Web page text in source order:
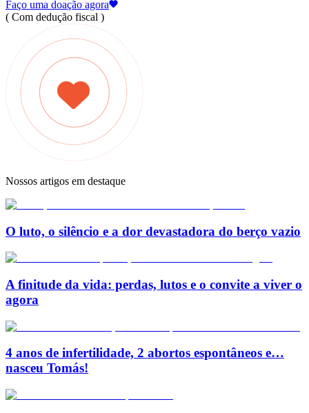
Faço uma doação agora
( Com dedução fiscal )
Nossos artigos em destaque
O luto, o silêncio e a dor devastadora do berço vazio
A finitude da vida: perdas, lutos e o convite a viver o
agora
4 anos de infertilidade, 2 abortos espontâneos e…
nasceu Tomás!